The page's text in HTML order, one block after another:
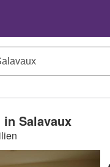
Salavaux